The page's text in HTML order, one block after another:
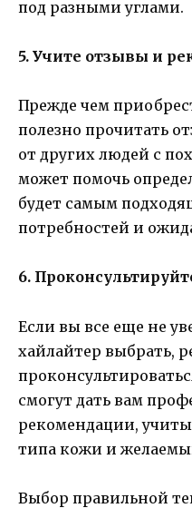
под разными углами.
5. Учите отзывы и
Прежде чем
полезно прочитать
от других людей с
может помочь
будет самым
потребностей и
6.
Если вы все еще не
хайлайтер выбрать,
смогут дать вам
рекомендации,
типа кожи и
Выбор правильной